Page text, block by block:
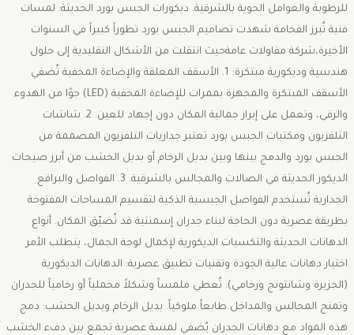
للرطوبة والعوامل الجوية بالشرقية. ​ديكورات الجبس بورد الحديثة: لمسات
فنية تُبرز الفخامة ​شهدت تصاميم الجبس بورد تطوراً كبيراً في السنوات
الأخيرة،شركة مقاولات عامةحيث انتقلت من الأشكال التقليدية إلى حلول
هندسية وديكورية مبتكرة: ​1. الأسقف المعلقة والإضاءة المخفية ​تُضفي
الأسقف المبتكرة والمجهزة بممرات للإضاءة المخفية (LED) جوًا من الهدوء
والرقي، وتعمل على إبراز جمالية المكان دون إجهاد للعين. ​2. شاشات
التلفزيون ومكتبات الجبس بورد ​تعتبر جداريات التلفزيون المصممة من
الجبس بورد والدمج بينها وبين بديل الرخام أو بديل الخشب من أبرز صيحات
الديكور الحديثة في الصالات والمجالس بالشرقية. ​3. الفواصل والبراقع
الجدارية ​تُستخدم الفواصل الجبسية الذكية لتقسيم المساحات المفتوحة
بطريقة عصرية دون الحاجة لبناء جدران إسمنتية قد تُضيّق المكان. ​أنواع
الدهانات الحديثة والتكسيات الديكورية ​لإكمال لوحة الجمال، يتطلب الأمر
اختيار دهانات عالية الجودة وتقنيات تطبيق عصرية: ​الدهانات الديكورية
(الجزيرة وشانتونج ورخامي): تُعطي ملمساً وشكلاً مخملياً أو رخامياً للجدران
وتمنح المجالس والمداخل طابعاً ملوكياً. ​بديل الرخام وبديل الخشب: دمج
هذه المواد مع دهانات الجدران يُضفي لمسة عصرية تجمع بين دفء الخشب